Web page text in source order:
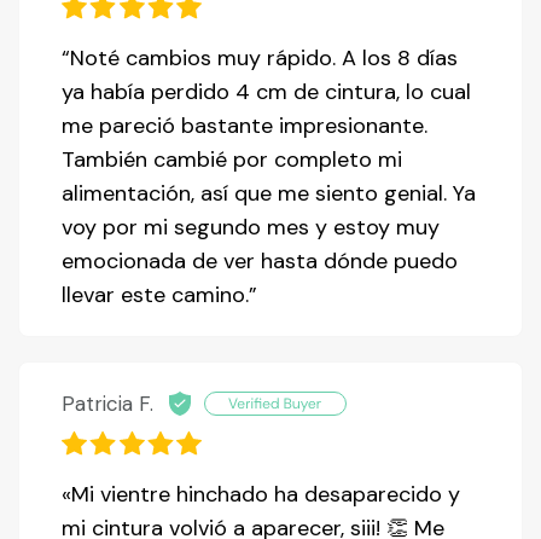
“Noté cambios muy rápido. A los 8 días
ya había perdido 4 cm de cintura, lo cual
me pareció bastante impresionante.
También cambié por completo mi
alimentación, así que me siento genial. Ya
voy por mi segundo mes y estoy muy
emocionada de ver hasta dónde puedo
llevar este camino.”
Patricia F.
«Mi vientre hinchado ha desaparecido y
mi cintura volvió a aparecer, siii! 👏 Me